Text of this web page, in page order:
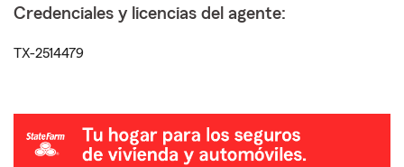
Credenciales y licencias del agente:
TX-2514479